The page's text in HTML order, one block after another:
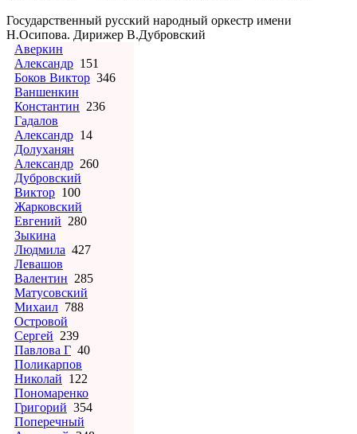
Государственный русский народный оркестр имени
Н.Осипова. Дирижер В.Дубровский
Аверкин
Александр 151
Боков Виктор 346
Ваншенкин
Константин 236
Гадалов
Александр 14
Долуханян
Александр 260
Дубровский
Виктор 100
Жарковский
Евгений 280
Зыкина
Людмила 427
Левашов
Валентин 285
Матусовский
Михаил 788
Островой
Сергей 239
Павлова Г 40
Поликарпов
Николай 122
Пономаренко
Григорий 354
Поперечный